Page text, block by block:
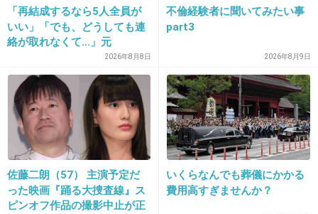
2014/06/24(火) 12:44:23
この人の自分に酔ってる感じ大嫌い。
いつも偉そうだし上から目線だよね。
まだ前田のほうが媚びないだけマシ！
+273 -8
22. 匿名2014/06/24(火) 12:44:33
「再結成するなら5人全員が
いい」「でも、どうしても連
絡が取れなくて…」元
ZONE・MIZUHO（38）が明
かす「19年ぶりに芸能界復
帰」した本当の理由
2026年8月8日
不倫経験者に聞いてみたい事
part3
2026年8月9日
佐藤二朗（57） 主演予定だ
った映画『踊る大捜査線』ス
ピンオフ作品の撮影中止が正
いくらなんでも葬儀にかかる
費用高すぎませんか？